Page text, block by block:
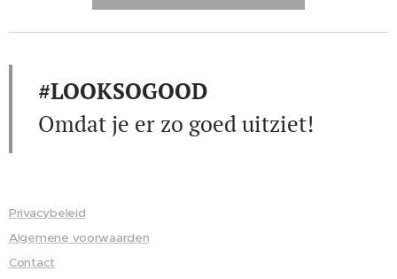
lipofiel
#LOOKSOGOOD
Omdat je er zo goed uitziet!
Privacybeleid
Algemene voorwaarden
Contact